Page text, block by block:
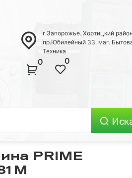
г.Запорожье. Хортицкий
пр.Юбилейный 33. маг.
Техника
0 0
PRIME